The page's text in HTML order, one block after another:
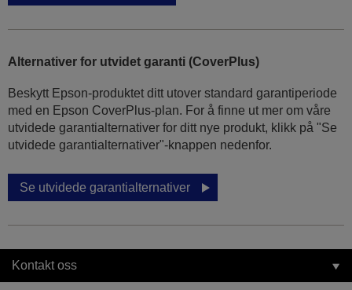
Alternativer for utvidet garanti (CoverPlus)
Beskytt Epson-produktet ditt utover standard garantiperiode
med en Epson CoverPlus-plan. For å finne ut mer om våre
utvidede garantialternativer for ditt nye produkt, klikk på "Se
utvidede garantialternativer"-knappen nedenfor.
Se utvidede garantialternativer
Kontakt oss